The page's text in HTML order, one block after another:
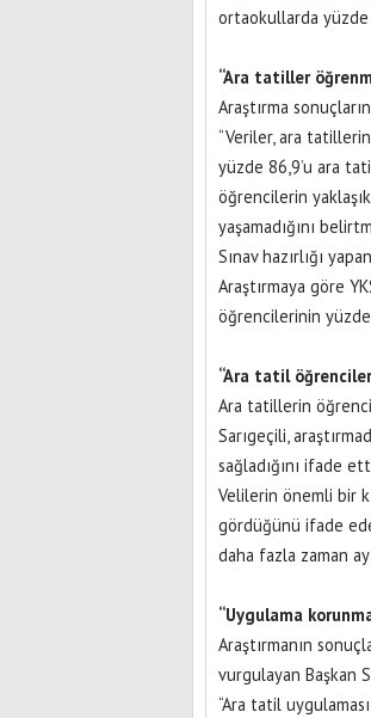
ortaokullarda
“Ara tatiller
Araştırma
“Veriler, ara
yüzde 86,9’u ara
öğrencilerin
yaşamadığını
Sınav hazırlığı
Araştırmaya göre
öğrencilerinin yüzde
“Ara tatil
Ara tatillerin
Sarıgeçili,
sağladığını ifade
Velilerin önemli bir
gördüğünü ifade
daha fazla zaman
“Uygulama
Araştırmanın
vurgulayan Başkan
“Ara tatil